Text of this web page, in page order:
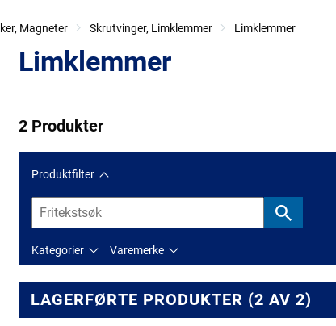
Magneter Skrutvinger, Limklemmer Limklemmer
Limklemmer
2 Produkter
Produktfilter
Kategorier Varemerke
LAGERFØRTE PRODUKTER (2 AV 2)